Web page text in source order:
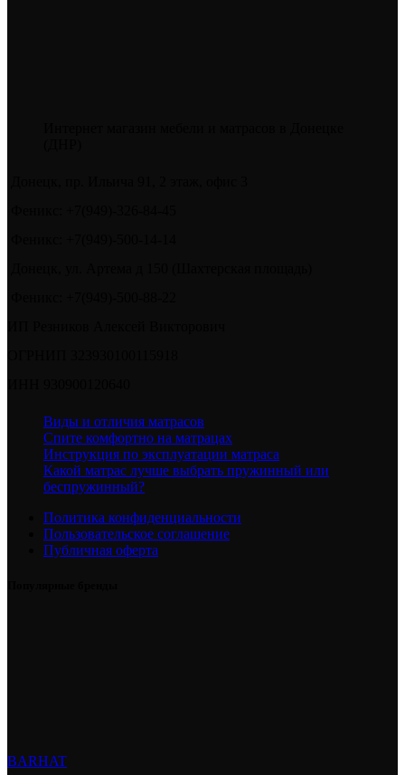
Виды и отличия матрасов
Спите комфортно на матрацах
Инструкция по эксплуатации матраса
Какой матрас лучше выбрать пружинный или
беспружинный?
Политика конфиденциальности
Пользовательское соглашение
Публичная оферта
BARHAT